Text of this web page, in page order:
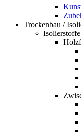
Trockenbau /
Isolierstoffe